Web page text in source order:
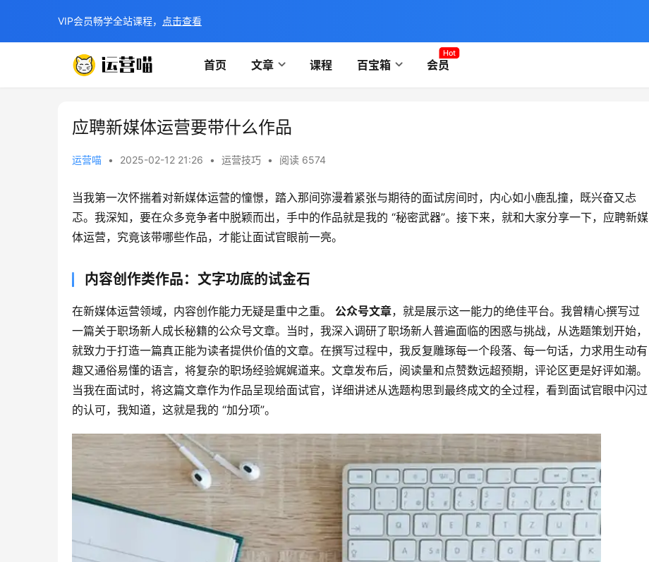
首页 文章 课程 百宝箱 会员
Hot
应聘新媒体运营要带什么作品
运营喵 • 2025-02-12 21:26 • 运营技巧 • 阅读 6574
当我第一次怀揣着对新媒体运营的憧憬，踏入那间弥漫着紧张与期待的面试房间时，内心如小鹿乱撞，既兴奋又忐
忑。我深知，要在众多竞争者中脱颖而出，手中的作品就是我的 “秘密武器”。接下来，就和大家分享一下，应聘新媒
体运营，究竟该带哪些作品，才能让面试官眼前一亮。
内容创作类作品：文字功底的试金石
在新媒体运营领域，内容创作能力无疑是重中之重。 公众号文章，就是展示这一能力的绝佳平台。我曾精心撰写过
一篇关于职场新人成长秘籍的公众号文章。当时，我深入调研了职场新人普遍面临的困惑与挑战，从选题策划开始，
就致力于打造一篇真正能为读者提供价值的文章。在撰写过程中，我反复雕琢每一个段落、每一句话，力求用生动有
趣又通俗易懂的语言，将复杂的职场经验娓娓道来。文章发布后，阅读量和点赞数远超预期，评论区更是好评如潮。
当我在面试时，将这篇文章作为作品呈现给面试官，详细讲述从选题构思到最终成文的全过程，看到面试官眼中闪过
的认可，我知道，这就是我的 “加分项”。
VIP会员畅学全站课程， 点击查看